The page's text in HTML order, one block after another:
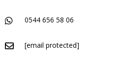
0544 656 58 06
[email protected]